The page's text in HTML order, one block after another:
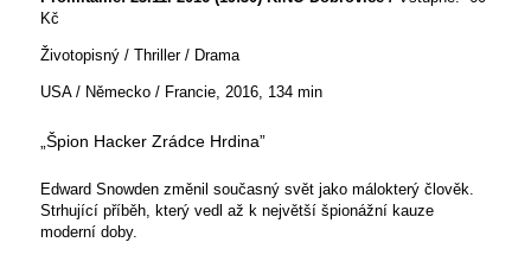
Kč
Životopisný / Thriller / Drama
USA / Německo / Francie, 2016, 134 min
„Špion Hacker Zrádce Hrdina”
Edward Snowden změnil současný svět jako málokterý člověk.
Strhující příběh, který vedl až k největší špionážní kauze
moderní doby.